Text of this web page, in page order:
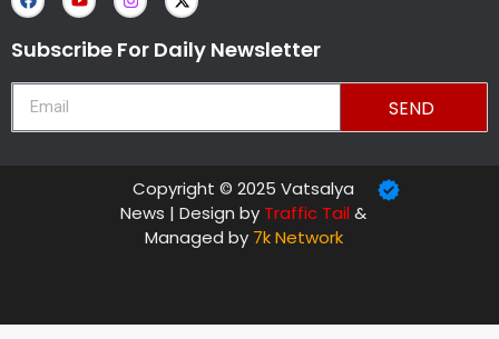
Subscribe For Daily Newsletter
SEND
Copyright © 2025 Vatsalya
News | Design by Traffic Tail&
Managed by 7k Network